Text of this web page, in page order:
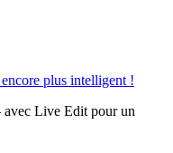
plus intelligent !
Live Edit pour un